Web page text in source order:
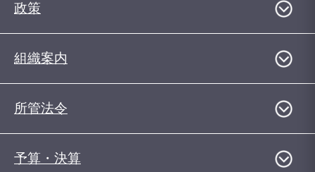
政策
組織案内
所管法令
予算・決算